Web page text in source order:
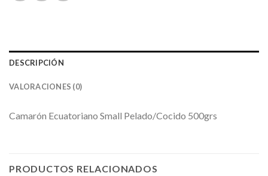
DESCRIPCIÓN
VALORACIONES (0)
Camarón Ecuatoriano Small Pelado/Cocido 500grs
PRODUCTOS RELACIONADOS